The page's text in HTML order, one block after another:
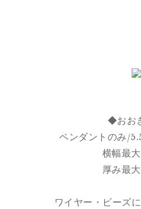
◆おお
ペンダントのみ/
横幅最
厚み最
ワイヤー・ビーズ